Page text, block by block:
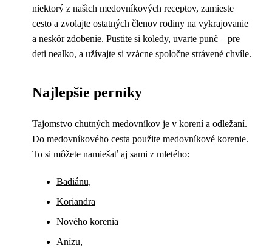
niektorý z našich medovníkových receptov, zamieste
cesto a zvolajte ostatných členov rodiny na vykrajovanie
a neskôr zdobenie. Pustite si koledy, uvarte punč – pre
deti nealko, a užívajte si vzácne spoločne strávené chvíle.
Najlepšie perníky
Tajomstvo chutných medovníkov je v korení a odležaní.
Do medovníkového cesta použite medovníkové korenie.
To si môžete namiešať aj sami z mletého:
Badiánu,
Koriandra
Nového korenia
Anízu,